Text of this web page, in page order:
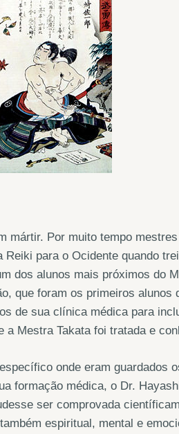
mártir. Por muito tempo
para o Ocidente quando
dos alunos mais próximos do
que foram os primeiros alunos
de sua clínica médica para
Mestra Takata foi tratada e
onde eram guardados
formação médica, o Dr.
ser comprovada
espiritual, mental e